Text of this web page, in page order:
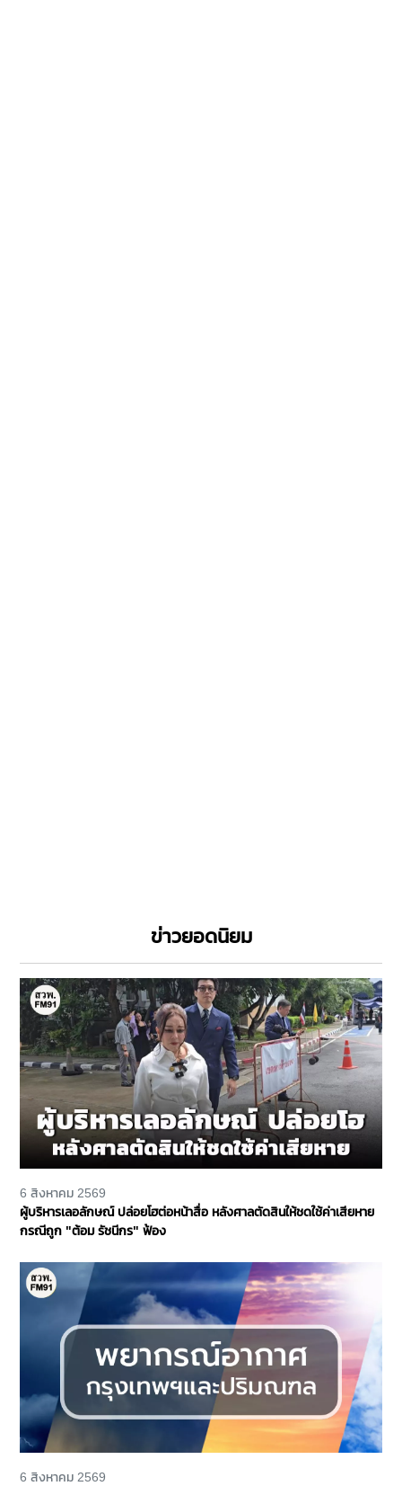
ข่าวยอดนิยม
6 สิงหาคม 2569
ผู้บริหารเลอลักษณ์ ปล่อยโฮต่อหน้าสื่อ หลังศาลตัดสินให้ชดใช้ค่าเสียหาย
กรณีถูก "ต้อม รัชนีกร" ฟ้อง
6 สิงหาคม 2569